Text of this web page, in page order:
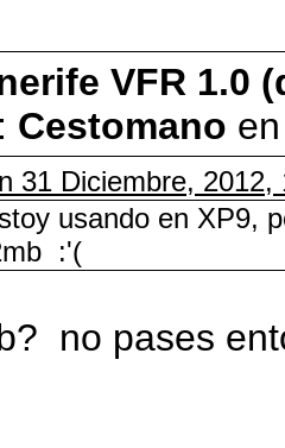
VFR 1.0
Cestomano
31 Diciembre, 2012,
usando en XP9,
:'(
no pases